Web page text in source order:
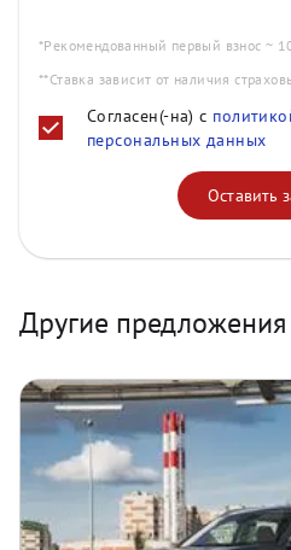
*Рекомендованный первый взнос ~
**Ставка зависит от наличия
Согласен(-на) с
персональных данных
Оставить
Другие предложения